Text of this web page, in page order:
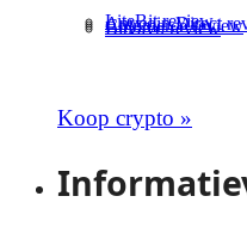
Bitvavo review
Coinmerce review
Anycoin Direct
LiteBit review
Koop crypto »